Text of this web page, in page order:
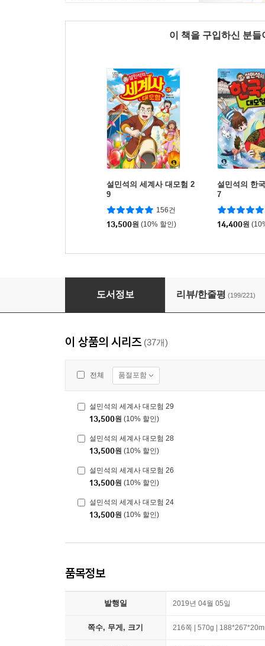
이 책을 구입하신 분
설민석의 세계사 대모험 2
9
156건
13,500원 (10% 할인)
설민석의 한
7
14,400원
설민석의 세계사 대모험 1
도서정보 리뷰/한줄평 (199/221)
이 상품의 시리즈 (37개)
전체 품절포함
설민석의 세계사 대모험 29
13,500원 (10% 할인)
설민석의 세계사 대모험 28
13,500원 (10% 할인)
설민석의 세계사 대모험 26
13,500원 (10% 할인)
설민석의 세계사 대모험 24
13,500원 (10% 할인)
품목정보
발행일 2019년 04월 05일
쪽수, 무게, 크기 216쪽 | 570g |